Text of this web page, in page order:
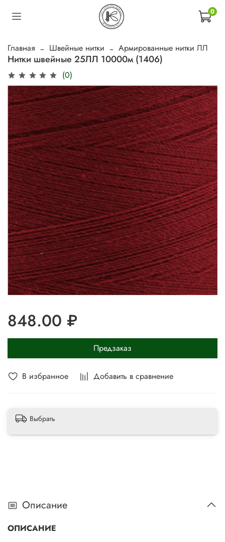
0
Главная Швейные нитки Армированные нитки ЛЛ
Нитки швейные 25ЛЛ 10000м (1406)
(0)
В избранное Добавить в сравнение
848.00 ₽
Предзаказ
Выбрать
Описание
ОПИСАНИЕ